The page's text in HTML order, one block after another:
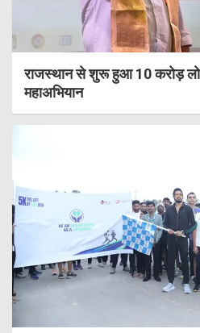
राजस्थान से शुरू हुआ 10 करोड़
महाअभियान